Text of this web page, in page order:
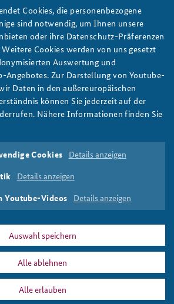
BY 2.0
Ein Plädoyer für
und Nichtverbreitung in Zeiten
wird 50 Jahre alt - doch kaum
Dabei erfordere die wieder
Atomkrieges umso mehr ein
Eintreten für nukleare
schreibt Rüdiger Lüdeking.
Flickr/CC BY 2.0
,Nichtverbreitung
PRIVACY IMPRINT
Print
Cookies, die personenbezogene
sind notwendig, um Ihnen unsere
oder ihre Datenschutz-Präferenzen
Cookies werden von uns gesetzt
Auswertung und
Angebotes. Zur Darstellung von Youtube-
Daten in den außereuropäischen
können Sie jederzeit auf der
Nähere Informationen finden Sie
Cookies Details anzeigen
Details anzeigen
Youtube-Videos Details anzeigen
Auswahl speichern
Alle ablehnen
Alle erlauben